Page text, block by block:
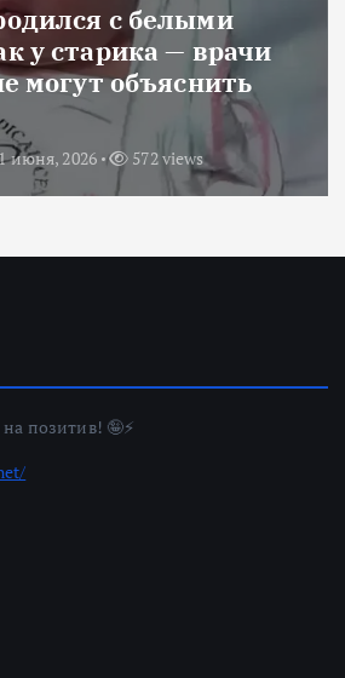
с белыми
у старика — врачи
могут объяснить
июня, 2026 572 views
позитив! 🤪⚡